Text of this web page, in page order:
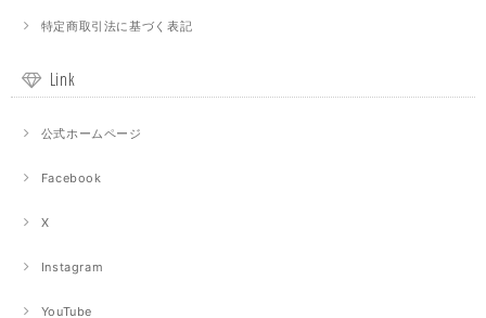
特定商取引法に基づく表記
Link
公式ホームページ
Facebook
X
Instagram
YouTube